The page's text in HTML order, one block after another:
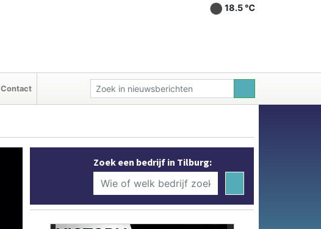
18.5 ℃
Contact
Zoek een bedrijf in Tilburg: